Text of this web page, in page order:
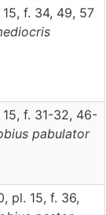
f. 34, 49, 57
15, f. 31-32, 46-
pabulator
pl. 15, f. 36,